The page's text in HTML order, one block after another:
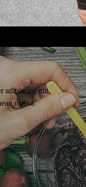
adipiscing elit.
massa.